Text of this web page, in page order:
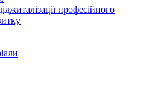
професійного